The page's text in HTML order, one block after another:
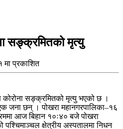
सङ्क्रमितको मृत्यु
प्रकाशित
कोरोना सङ्क्रमितको मृत्यु भएको छ ।
जना छन् । पोखरा महानगरपालिका–१६
आज बिहान १०ः४० बजे पोखरा
पश्चिमाञ्चल क्षेत्रीय अस्पतालमा निधन